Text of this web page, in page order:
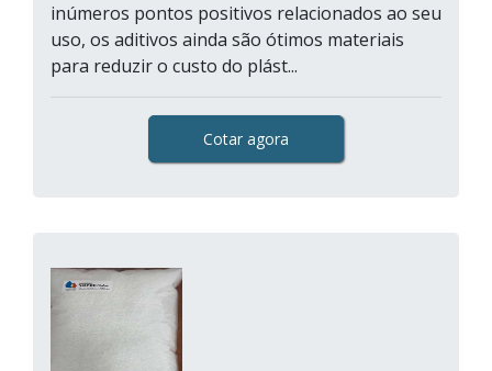
inúmeros pontos positivos relacionados ao seu
uso, os aditivos ainda são ótimos materiais
para reduzir o custo do plást...
Cotar agora